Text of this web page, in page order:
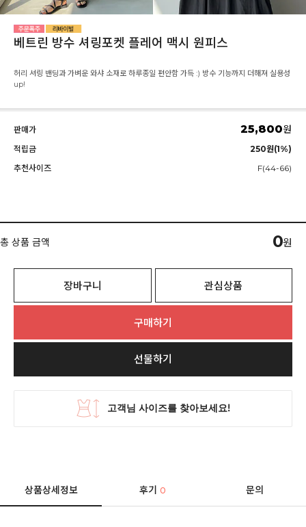
베트린 방수 셔링포켓 플레어 맥시 원피스
허리 셔링 밴딩과 가벼운 와샤 소재로 하루종일 편안함 가득 :) 방수 기능까지 더해져 실용성
up!
판매가 25,800원
적립금
250원(1%)
추천사이즈
F(44-66)
총 상품 금액 0원
장바구니 관심상품
구매하기
선물하기
상품상세정보 후기0 문의